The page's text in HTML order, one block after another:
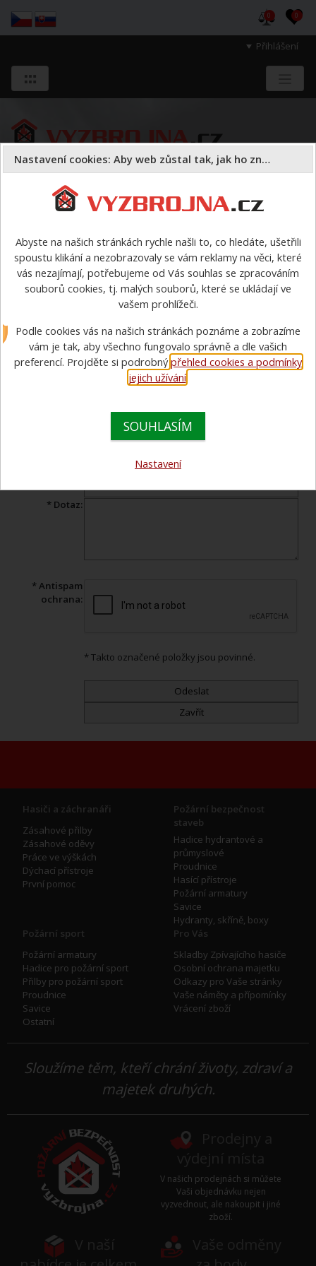
Přihlášení
0 0
a majetek druhých.
Oděvy údržba a čištění>F15 mycí prostředek
Poslat dotaz e-mailem
Máte dotaz ohledně prohlíženého zboží? Vyplňte tento formulář a
náš specialista Vám v co nejkratším čase odpoví.
Produkt:F15 mycí prostředek
* Dotaz:
* Antispam
ochrana:
* Takto označené položky jsou povinné.
Hasiči a záchranáři
Zásahové přilby
Zásahové oděvy
Práce ve výškách
Dýchací přístroje
První pomoc
Požární bezpečnost
staveb
Hadice hydrantové a
průmyslové
Proudnice
Hasící přístroje
Požární armatury
Savice
Hydranty, skříně, boxy
Požární sport
Požární armatury
Hadice pro požární sport
Přilby pro požární sport
Proudnice
Savice
Ostatní
Pro Vás
Skladby Zpívajícího hasiče
Osobní ochrana majetku
Odkazy pro Vaše stránky
Vaše náměty a přípomínky
Vrácení zboží
Sloužíme těm, kteří chrání životy, zdraví a
majetek druhých.
V našich prodejnách si můžete
Vaši objednávku nejen
vyzvednout, ale nakoupit i jiné
zboží.
Nastavení cookies: Aby web zůstal tak, jak ho znáte
Abyste na našich stránkách rychle našli to, co hledáte, ušetřili
spoustu klikání a nezobrazovaly se vám reklamy na věci, které
vás nezajímají, potřebujeme od Vás souhlas se zpracováním
souborů cookies, tj. malých souborů, které se ukládají ve
vašem prohlížeči.
Podle cookies vás na našich stránkách poznáme a zobrazíme
vám je tak, aby všechno fungovalo správně a dle vašich
preferencí. Projděte si podrobnýpřehled cookies a podmínky
jejich užívání.
SOUHLASÍM
Nastavení